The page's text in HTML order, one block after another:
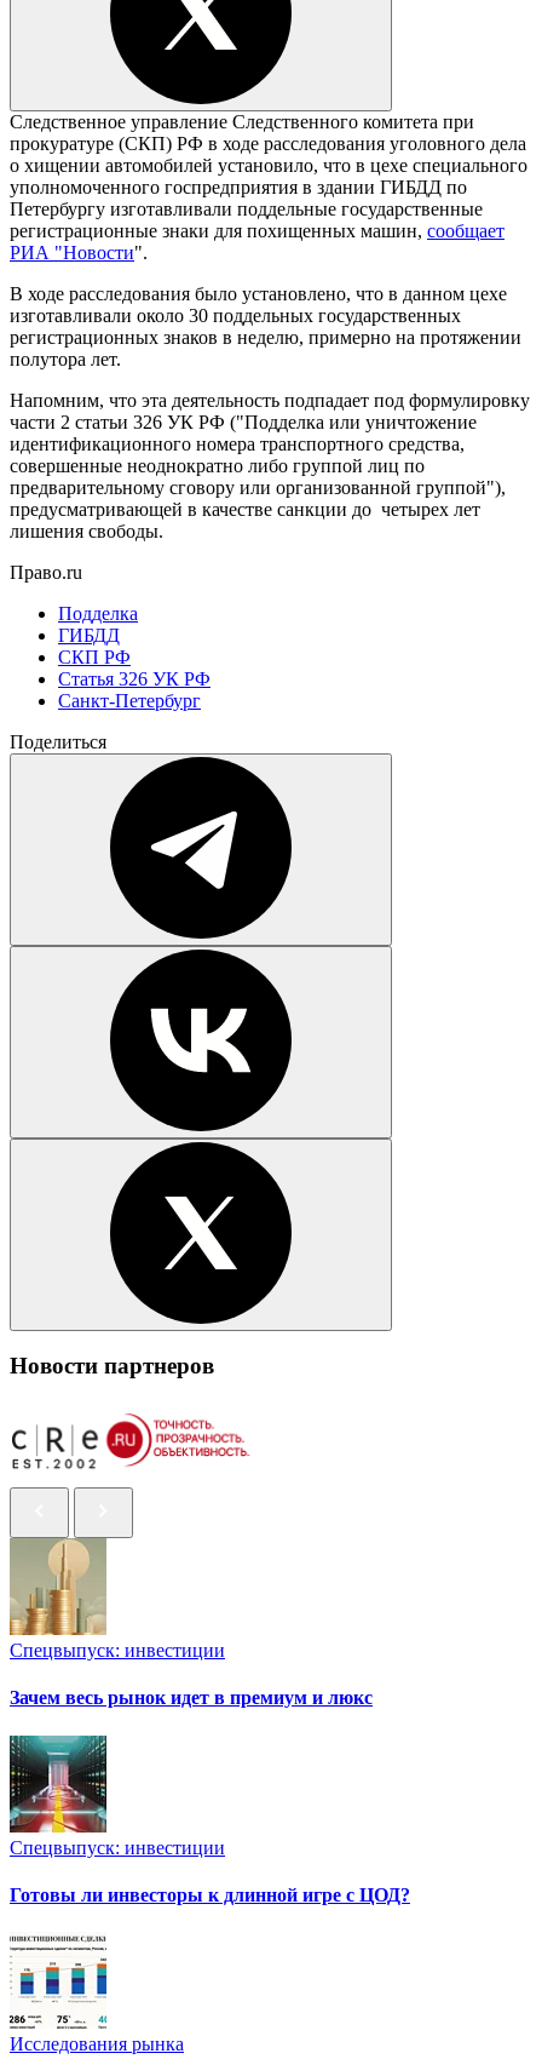
Следственное управление Следственного комитета при
прокуратуре (СКП) РФ в ходе расследования уголовного дела
о хищении автомобилей установило, что в цехе специального
уполномоченного госпредприятия в здании ГИБДД по
Петербургу изготавливали поддельные государственные
регистрационные знаки для похищенных машин, сообщает
РИА "Новости".
В ходе расследования было установлено, что в данном цехе
изготавливали около 30 поддельных государственных
регистрационных знаков в неделю, примерно на протяжении
полутора лет.
Напомним, что эта деятельность подпадает под формулировку
части 2 статьи 326 УК РФ ("Подделка или уничтожение
идентификационного номера транспортного средства,
совершенные неоднократно либо группой лиц по
предварительному сговору или организованной группой"),
предусматривающей в качестве санкции до четырех лет
лишения свободы.
Право.ru
Подделка
ГИБДД
СКП РФ
Статья 326 УК РФ
Санкт-Петербург
Поделиться
Новости партнеров
Спецвыпуск: инвестиции
Зачем весь рынок идет в премиум и люкс
Спецвыпуск: инвестиции
Готовы ли инвесторы к длинной игре с ЦОД?
Исследования рынка